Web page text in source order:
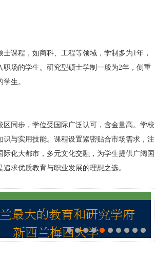
课程，如商科、工程等领域，学制多为1年，
场的学生。研究型硕士学制一般为2年，侧重
生。
同步，学位受国际广泛认可，含金量高。学校
与实用技能。课程设置紧密贴合市场需求，注
化大都市，多元文化交融，为学生提供广阔国
求优质教育与职业发展的理想之选。